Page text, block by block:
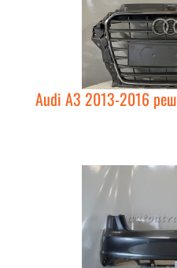
Audi A3 2013-2016